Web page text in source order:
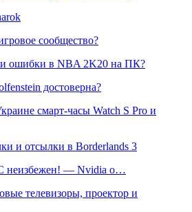
сообщество?
ошибки в NBA 2K20 на ПК?
достоверна?
смарт-часы Watch S Pro и
и отсылки в Borderlands 3
неизбежен! — Nvidia о…
телевизоры, проектор и